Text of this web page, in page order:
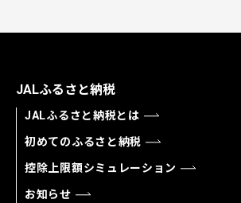
JALふるさと納税
JALふるさと納税とは
初めてのふるさと納税
控除上限額シミュレーション
お知らせ